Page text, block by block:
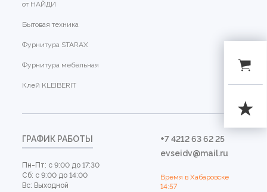
от НАЙДИ
Бытовая техника
Фурнитура STARAX
Фурнитура мебельная
Клей KLEIBERIT
ГРАФИК РАБОТЫ
Пн-Пт: с 9:00 до 17:30
Сб: с 9:00 до 14:00
Вс: Выходной
+7 4212 63 62 25
evseidv@mail.ru
Время в Хабаровске
14:57